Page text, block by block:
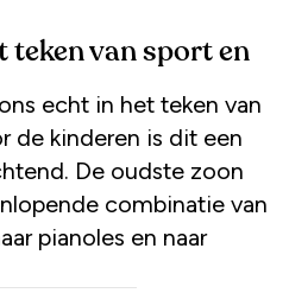
teken van sport en
echt in het teken van
de kinderen is dit een
De oudste zoon
combinatie van
pianoles en naar